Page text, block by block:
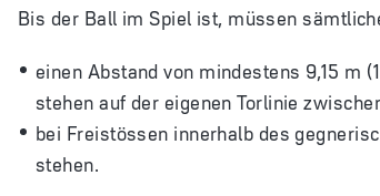
Bis der Ball im Spiel ist, müssen
einen Abstand von mindestens 9,15 m
stehen auf der eigenen Torlinie
bei Freistössen innerhalb des
stehen.